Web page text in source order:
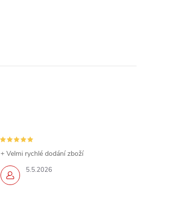
5.5.2026
+ Velmi rychlé dodání zboží